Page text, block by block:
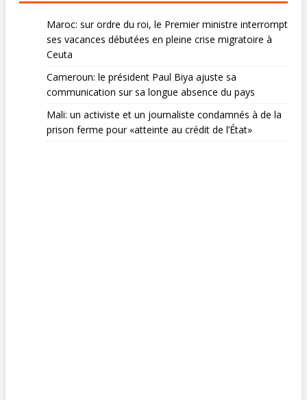
Maroc: sur ordre du roi, le Premier ministre interrompt
ses vacances débutées en pleine crise migratoire à
Ceuta
Cameroun: le président Paul Biya ajuste sa
communication sur sa longue absence du pays
Mali: un activiste et un journaliste condamnés à de la
prison ferme pour «atteinte au crédit de l’État»